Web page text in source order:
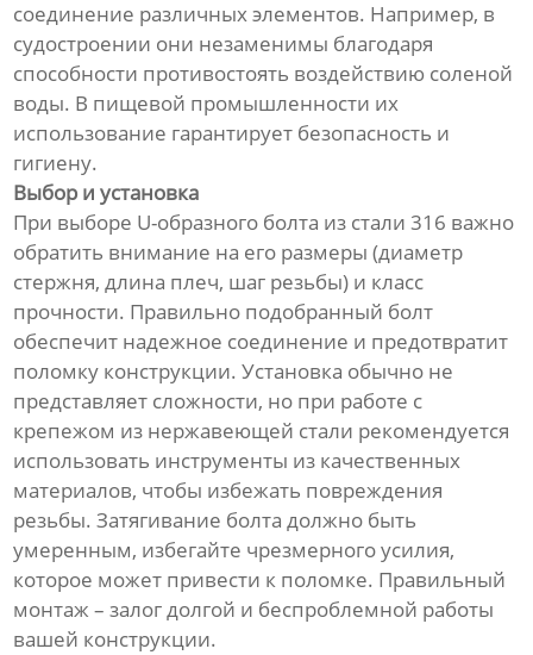
соединение различных элементов. Например, в
судостроении они незаменимы благодаря
способности противостоять воздействию соленой
воды. В пищевой промышленности их
использование гарантирует безопасность и
гигиену.
Выбор и установка
При выборе U-образного болта из стали 316 важно
обратить внимание на его размеры (диаметр
стержня, длина плеч, шаг резьбы) и класс
прочности. Правильно подобранный болт
обеспечит надежное соединение и предотвратит
поломку конструкции. Установка обычно не
представляет сложности, но при работе с
крепежом из нержавеющей стали рекомендуется
использовать инструменты из качественных
материалов, чтобы избежать повреждения
резьбы. Затягивание болта должно быть
умеренным, избегайте чрезмерного усилия,
которое может привести к поломке. Правильный
монтаж – залог долгой и беспроблемной работы
вашей конструкции.